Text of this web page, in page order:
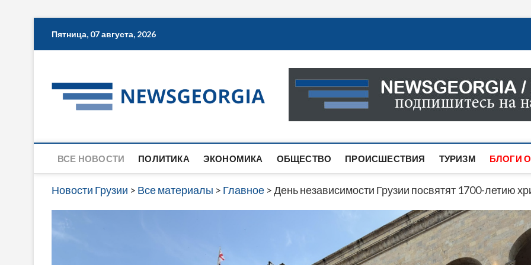
Пятница, 07 августа, 2026
Новости Грузии
САМАЯ АКТУАЛЬНАЯ ИНФОРМАЦИЯ О СОБЫТИЯХ
САЙТЕ ВЫ НАЙДЕТЕ НОВОСТИ ПОЛИТИКИ,
ВСЕ НОВОСТИ ПОЛИТИКА ЭКОНОМИКА ОБЩЕСТВО ПРОИСШЕСТВИЯ ТУРИЗМ БЛОГИ
Новости Грузии > Все материалы > Главное >День независимости Грузии посвятят 1700-летию